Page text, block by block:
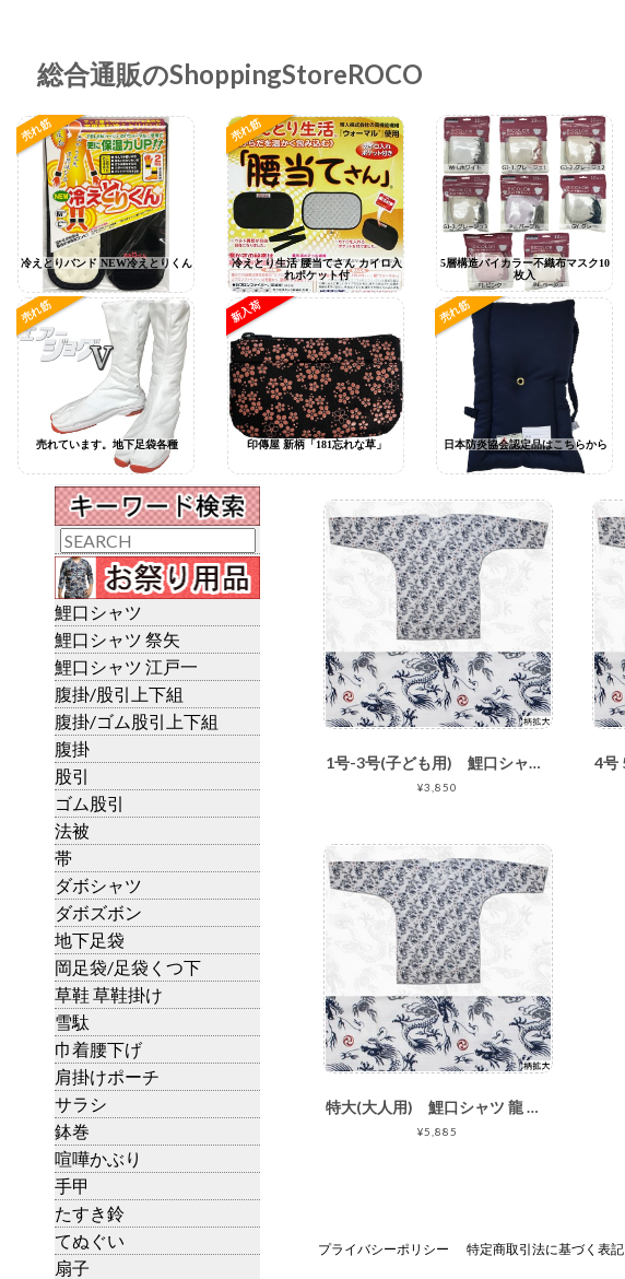
総合通販のShoppingStoreROCO
鯉口シャツ
鯉口シャツ 祭矢
鯉口シャツ 江戸一
腹掛/股引上下組
腹掛/ゴム股引上下組
腹掛
股引
ゴム股引
法被
帯
ダボシャツ
ダボズボン
地下足袋
岡足袋/足袋くつ下
草鞋 草鞋掛け
雪駄
巾着腰下げ
肩掛けポーチ
サラシ
鉢巻
喧嘩かぶり
手甲
たすき鈴
てぬぐい
扇子
1号-3号(子ども用) 鯉口シャツ 龍 白K-11
¥3,850
特大(大人用) 鯉口シャツ 龍 白K-11
¥5,885
プライバシーポリシー 特定商取引法に基づく表記